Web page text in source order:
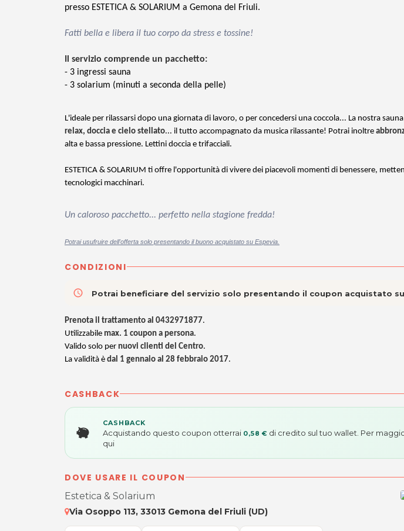
presso ESTETICA & SOLARIUM a Gemona del Friuli.
Fatti bella e libera il tuo corpo da stress e tossine!
Il servizio comprende un pacchetto:
- 3 ingressi sauna
- 3 solarium (minuti a seconda della pelle)
L'ideale per rilassarsi dopo una giornata di lavoro, o per concedersi una coccola... La nostra
relax, doccia e cielo stellato... il tutto accompagnato da musica rilassante! Potrai inoltre
alta e bassa pressione. Lettini doccia e trifacciali.
ESTETICA & SOLARIUM ti offre l'opportunità di vivere dei piacevoli momenti di benessere,
tecnologici macchinari.
Un caloroso pacchetto... perfetto nella stagione fredda!
Potrai usufruire dell'offerta solo presentando il buono acquistato su Espevia.
CONDIZIONI
access_time Potrai beneficiare del servizio solo presentando il coupon acquistato
Prenota il trattamento al 0432971877.
Utilizzabile max. 1 coupon a persona.
Valido solo per nuovi clienti del Centro.
La validità è dal 1 gennaio al 28 febbraio 2017.
CASHBACK
CASHBACK
Acquistando questo coupon otterrai 0,58 € di credito sul tuo wallet. Per
qui
DOVE USARE IL COUPON
Estetica & Solarium
Via Osoppo 113, 33013 Gemona del Friuli (UD)